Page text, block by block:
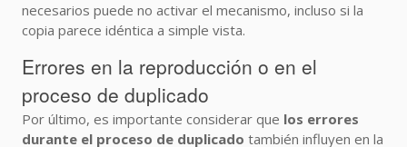
necesarios puede no activar el mecanismo, incluso si la
copia parece idéntica a simple vista.
Errores en la reproducción o en el
proceso de duplicado
Por último, es importante considerar que los errores
durante el proceso de duplicado también influyen en la